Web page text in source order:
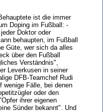
ist die immer
Doping im Fußball: -
Doktor oder
behaupten, im Fußball
Güte, wer sich da alles
über den Fußball
Verständnis",
Leverkusen in seiner
DFB-Teamchef Rudi
wenige Fälle, bei denen
oder den
ihrer eigenen
Sünder bekannt". Und